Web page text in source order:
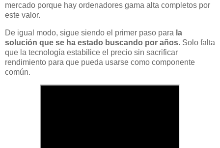
mercado porque hay ordenadores gama alta completos por
este valor.
De igual modo, sigue siendo el primer paso para la
solución que se ha estado buscando por años. Solo falta
que la tecnología estabilice el precio sin sacrificar
rendimiento para que pueda usarse como componente
común.